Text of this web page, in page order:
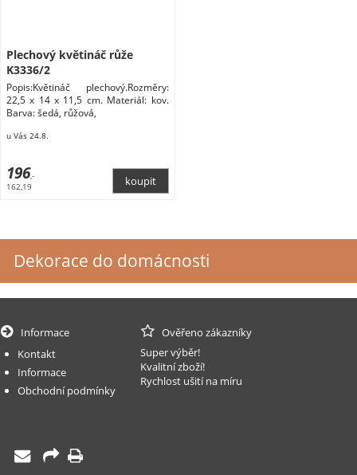
Plechový květináč růže
K3336/2
Popis:Květináč plechový.Rozměry:
22,5 x 14 x 11,5 cm. Materiál: kov.
Barva: šedá, růžová,
u Vás 24.8.
196,-
162,19
Dekorace do domácnosti
Informace
Kontakt
Informace
Obchodní podmínky
Ověřeno zákazníky
Super výběr!
Kvalitní zboží!
Rychlost ušití na míru